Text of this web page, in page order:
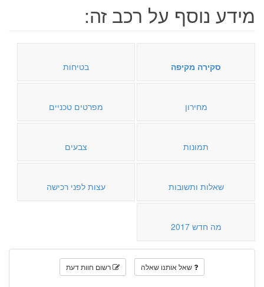
מידע נוסף על רכב זה:
סקירה מקיפה בטיחות
מחירון מפרטים טכניים
תמונות צבעים
שאלות ותשובות עצות לפני רכישה
מה חדש 2017
שאל אותנו שאלה רשום חוות דעת